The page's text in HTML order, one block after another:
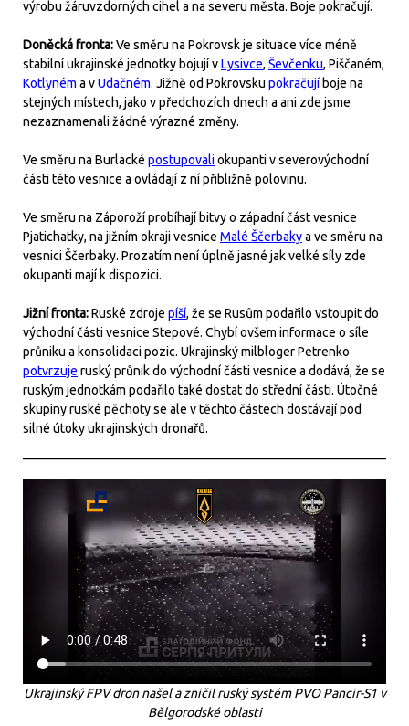
výrobu žáruvzdorných cihel a na severu města. Boje pokračují.
Doněcká fronta:Ve směru na Pokrovsk je situace více méně
stabilní ukrajinské jednotky bojují vLysivce, Ševčenku, Piščaném,
Kotlyném a vUdačném. Jižně od Pokrovsku pokračují boje na
stejných místech, jako v předchozích dnech a ani zde jsme
nezaznamenali žádné výrazné změny.
Ve směru na Burlacké postupovaliokupanti v severovýchodní
části této vesnice a ovládají z ní přibližně polovinu.
Ve směru na Záporoží probíhají bitvy o západní část vesnice
Pjatichatky, na jižním okraji vesnice Malé Ščerbakya ve směru na
vesnici Ščerbaky. Prozatím není úplně jasné jak velké síly zde
okupanti mají k dispozici.
Jižní fronta:Ruské zdroje píší, že se Rusům podařilo vstoupit do
východní části vesnice Stepové. Chybí ovšem informace o síle
průniku a konsolidaci pozic. Ukrajinský milbloger Petrenko
potvrzuje ruský průnik do východní části vesnice a dodává, že se
ruským jednotkám podařilo také dostat do střední části. Útočné
skupiny ruské pěchoty se ale v těchto částech dostávají pod
silné útoky ukrajinských dronařů.
Ukrajinský FPV dron našel a zničil ruský systém PVO Pancir-S1 v
Bělgorodské oblasti